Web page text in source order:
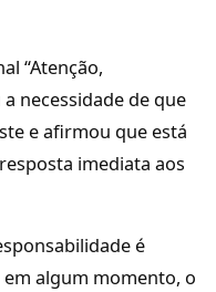
“Atenção,
necessidade de que
e afirmou que está
imediata aos
é
algum momento, o